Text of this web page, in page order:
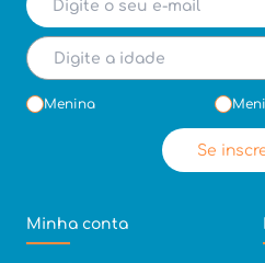
Menina
Se
Minha conta